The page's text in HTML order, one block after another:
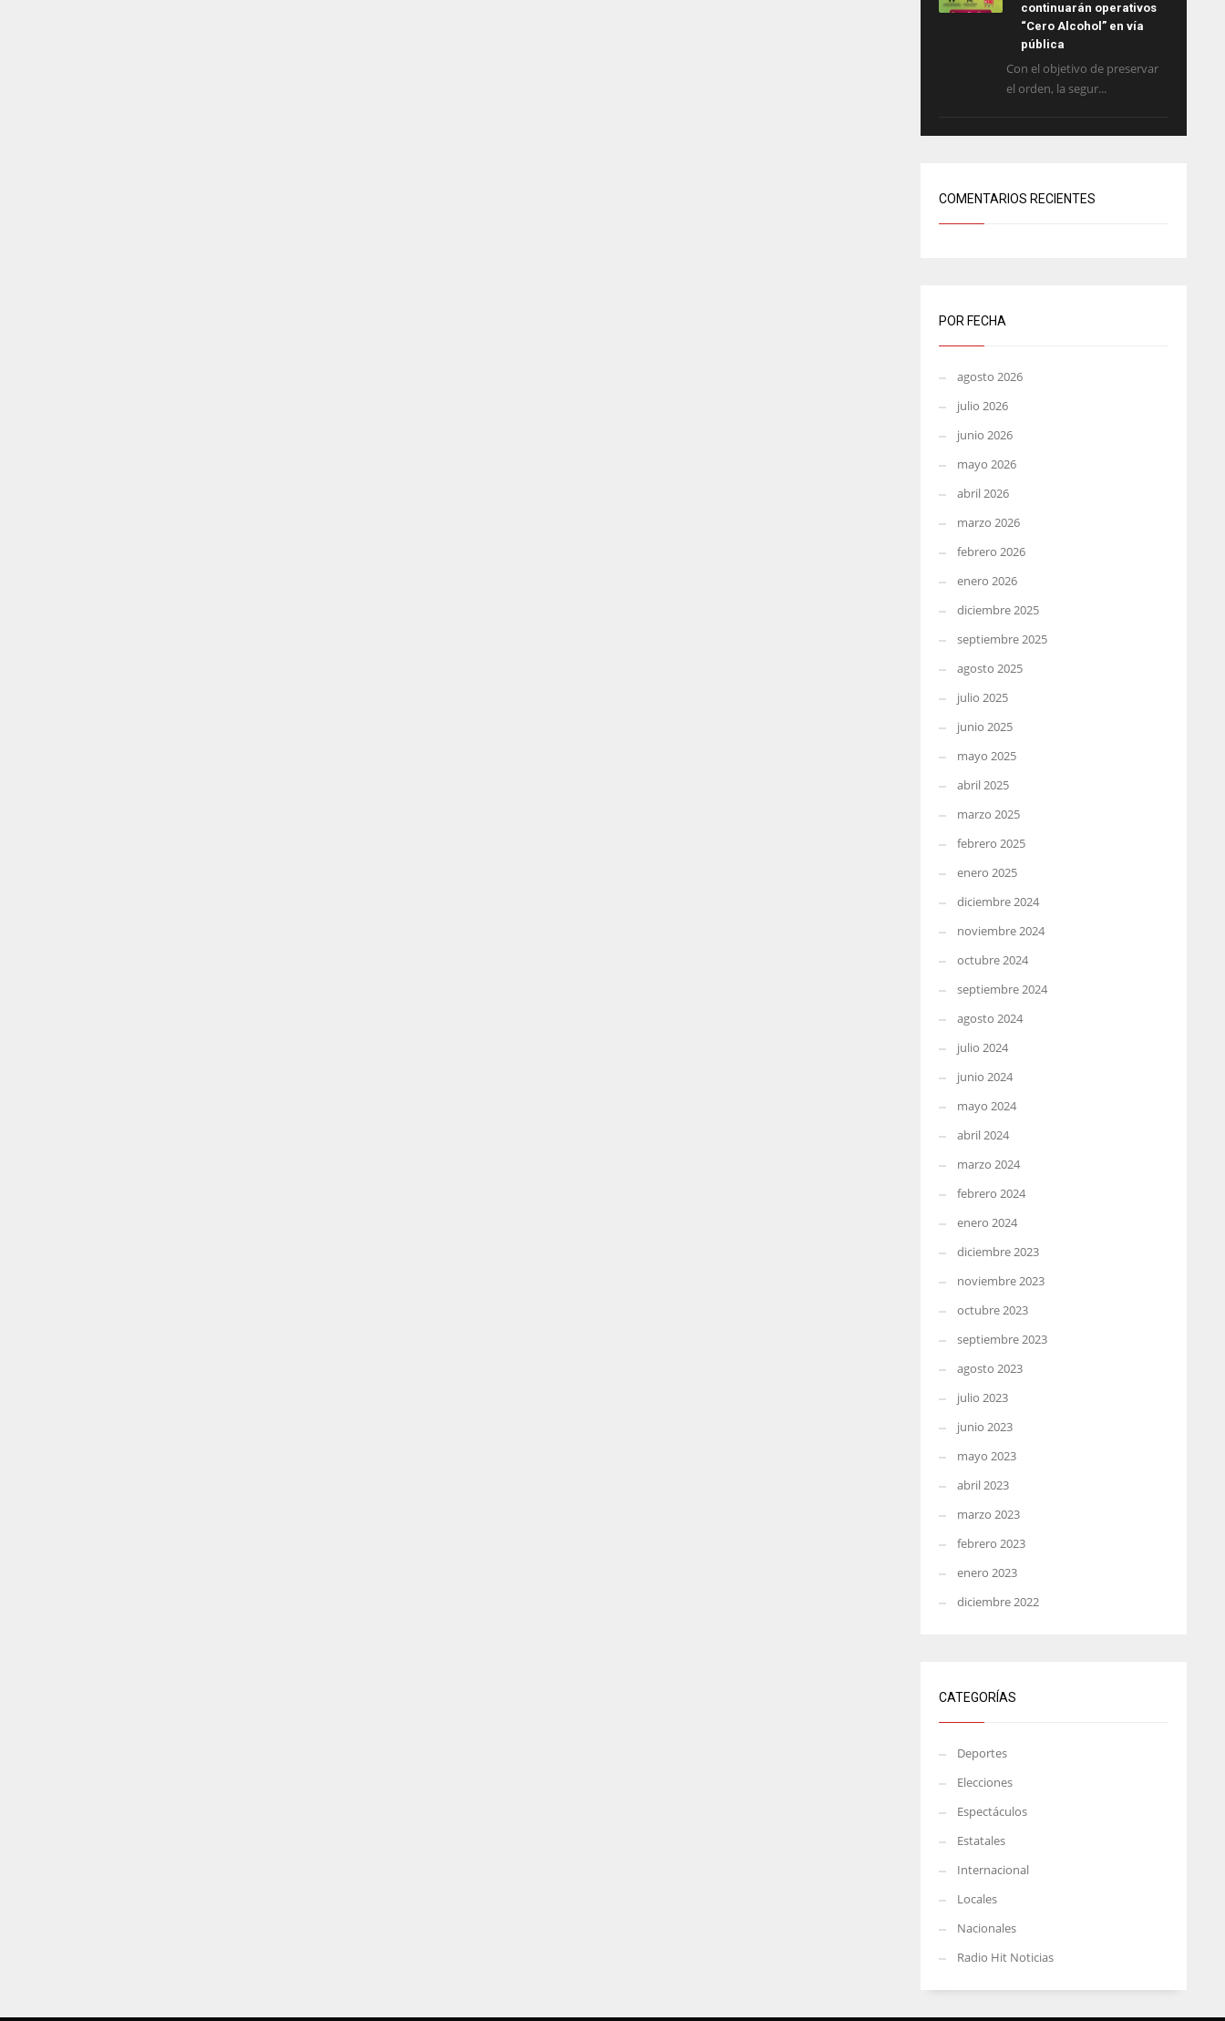
continuarán operativos
“Cero Alcohol” en vía
pública
Con el objetivo de preservar
el orden, la segur...
COMENTARIOS RECIENTES
POR FECHA
agosto 2026
julio 2026
junio 2026
mayo 2026
abril 2026
marzo 2026
febrero 2026
enero 2026
diciembre 2025
septiembre 2025
agosto 2025
julio 2025
junio 2025
mayo 2025
abril 2025
marzo 2025
febrero 2025
enero 2025
diciembre 2024
noviembre 2024
octubre 2024
septiembre 2024
agosto 2024
julio 2024
junio 2024
mayo 2024
abril 2024
marzo 2024
febrero 2024
enero 2024
diciembre 2023
noviembre 2023
octubre 2023
septiembre 2023
agosto 2023
julio 2023
junio 2023
mayo 2023
abril 2023
marzo 2023
febrero 2023
enero 2023
diciembre 2022
CATEGORÍAS
Deportes
Elecciones
Espectáculos
Estatales
Internacional
Locales
Nacionales
Radio Hit Noticias